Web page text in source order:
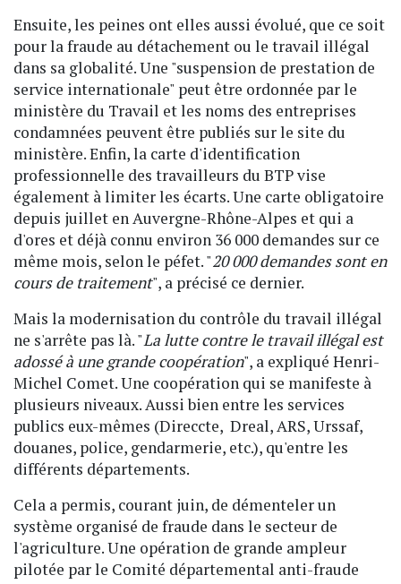
Ensuite, les peines ont elles aussi évolué, que ce soit
pour la fraude au détachement ou le travail illégal
dans sa globalité. Une "suspension de prestation de
service internationale" peut être ordonnée par le
ministère du Travail et les noms des entreprises
condamnées peuvent être publiés sur le site du
ministère. Enfin, la carte d'identification
professionnelle des travailleurs du BTP vise
également à limiter les écarts. Une carte obligatoire
depuis juillet en Auvergne-Rhône-Alpes et qui a
d'ores et déjà connu environ 36 000 demandes sur ce
même mois, selon le péfet. "20 000 demandes sont en
cours de traitement", a précisé ce dernier.
Mais la modernisation du contrôle du travail illégal
ne s'arrête pas là. "La lutte contre le travail illégal est
adossé à une grande coopération", a expliqué Henri-
Michel Comet. Une coopération qui se manifeste à
plusieurs niveaux. Aussi bien entre les services
publics eux-mêmes (Direccte, Dreal, ARS, Urssaf,
douanes, police, gendarmerie, etc.), qu'entre les
différents départements.
Cela a permis, courant juin, de démenteler un
système organisé de fraude dans le secteur de
l'agriculture. Une opération de grande ampleur
pilotée par le Comité départemental anti-fraude